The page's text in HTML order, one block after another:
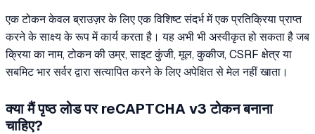
एक टोकन केवल ब्राउज़र के लिए एक विशिष्ट संदर्भ में एक प्रतिक्रिया प्राप्त
करने के साक्ष्य के रूप में कार्य करता है। यह अभी भी अस्वीकृत हो सकता है जब
क्रिया का नाम, टोकन की उम्र, साइट कुंजी, मूल, कुकीज, CSRF क्षेत्र या
सबमिट भार सर्वर द्वारा सत्यापित करने के लिए अपेक्षित से मेल नहीं खाता।
क्या मैं पृष्ठ लोड पर reCAPTCHA v3 टोकन बनाना
चाहिए?